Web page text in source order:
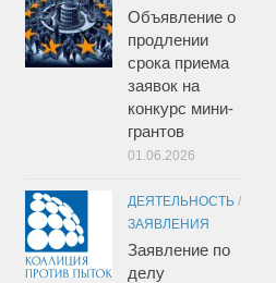
Объявление о
продлении
срока приема
заявок на
конкурс мини-
грантов
01.06.2026
ДЕЯТЕЛЬНОСТЬ /
ЗАЯВЛЕНИЯ
Заявление по
делу